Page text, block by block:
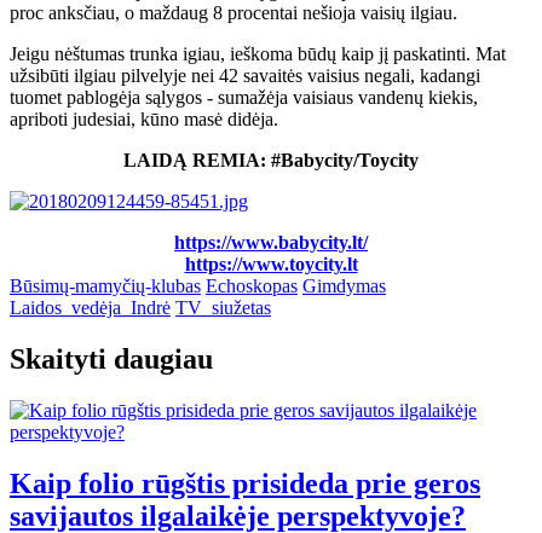
proc anksčiau, o maždaug 8 procentai nešioja vaisių ilgiau.
Jeigu nėštumas trunka igiau, ieškoma būdų kaip jį paskatinti. Mat
užsibūti ilgiau pilvelyje nei 42 savaitės vaisius negali, kadangi
tuomet pablogėja sąlygos - sumažėja vaisiaus vandenų kiekis,
apriboti judesiai, kūno masė didėja.
LAIDĄ REMIA: #Babycity/Toycity
https://www.babycity.lt/
https://www.toycity.lt
Būsimų-mamyčių-klubas Echoskopas Gimdymas
Laidos_vedėja_Indrė TV_siužetas
Skaityti daugiau
Kaip folio rūgštis prisideda prie geros
savijautos ilgalaikėje perspektyvoje?